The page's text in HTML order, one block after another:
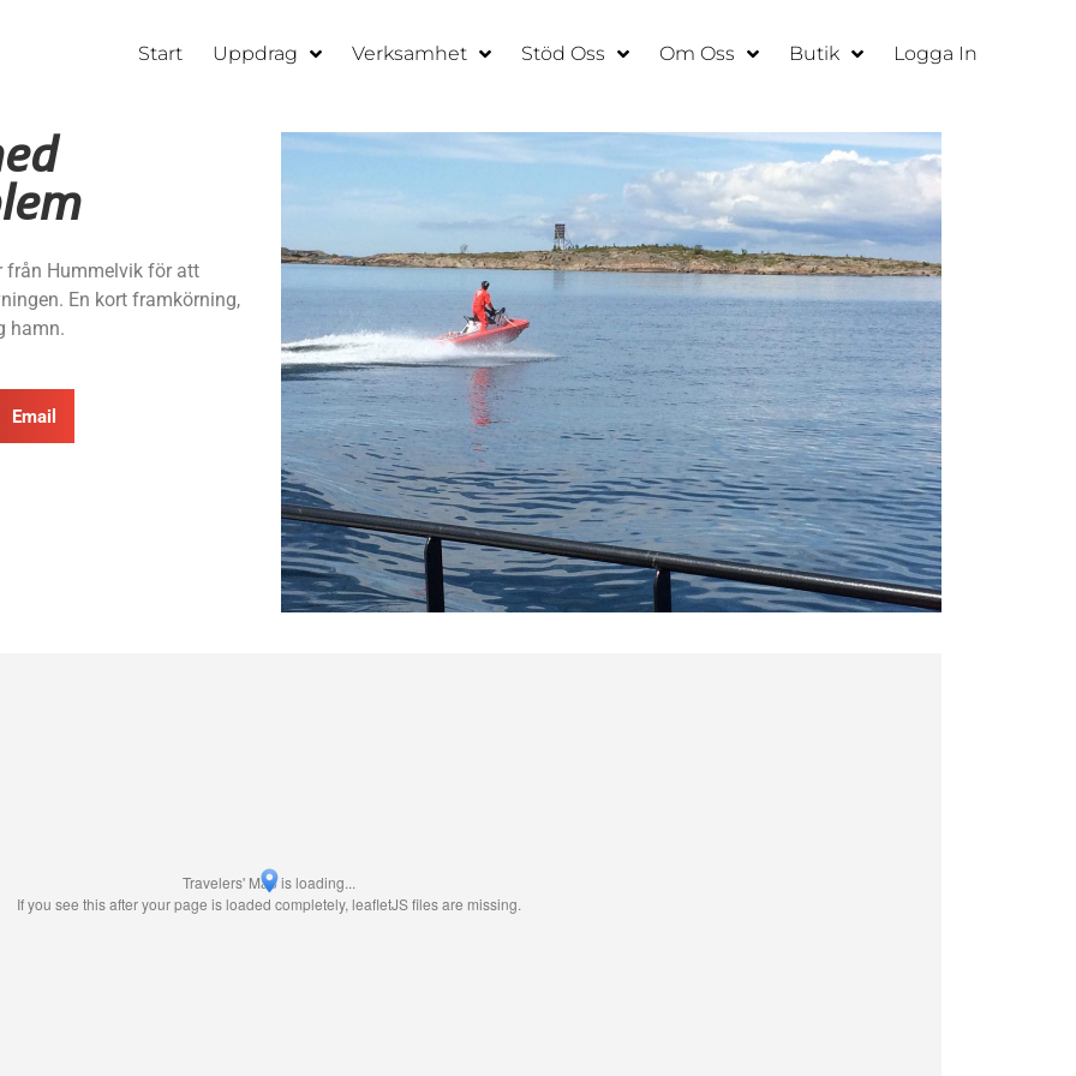
Start Uppdrag Verksamhet Stöd Oss Om Oss Butik Logga In
från Hummelvik för att
En kort framkörning,
hamn.
Email
Travelers' Map is loading...
If you see this after your page is loaded completely, leafletJS files are missing.